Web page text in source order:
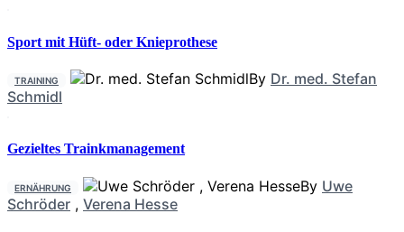
Sport mit Hüft- oder Knieprothese
TRAINING By Dr. med. Stefan
Schmidl
Gezieltes Trainkmanagement
ERNÄHRUNG By Uwe
Schröder , Verena Hesse